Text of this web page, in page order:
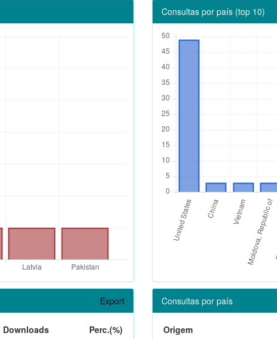
Consultas por país (top 10)
Export
Downloads
Perc.(%)
Consultas por país
Origem